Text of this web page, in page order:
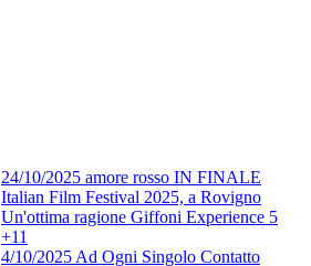
24/10/2025 amore rosso IN FINALE
Italian Film Festival 2025, a Rovigno
Un'ottima ragione Giffoni Experience 5
+11
4/10/2025 Ad Ogni Singolo Contatto